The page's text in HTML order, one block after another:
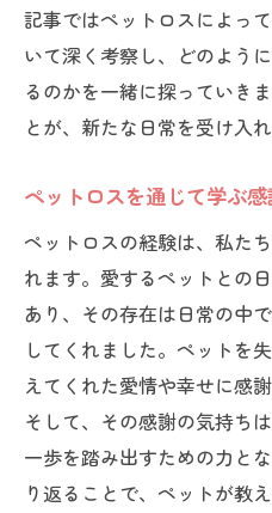
記事ではペットロスによっ
いて深く考察し、どのよう
るのかを一緒に探っていき
とが、新たな日常を受け入
ペットロスを通じて学ぶ
ペットロスの経験は、私た
れます。愛するペットとの
あり、その存在は日常の中
してくれました。ペットを
えてくれた愛情や幸せに感
そして、その感謝の気持ち
一歩を踏み出すための力と
り返ることで、ペットが教